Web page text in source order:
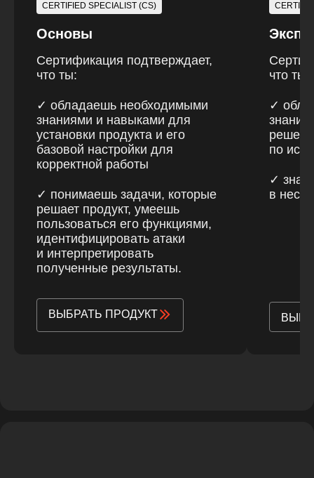
CERTIFIED SPECIALIST (CS)
Основы
Сертификация подтверждает,
что ты:
✓ обладаешь необходимыми
знаниями и навыками для
установки продукта и его
базовой настройки для
корректной работы
✓ понимаешь задачи, которые
решает продукт, умеешь
пользоваться его функциями,
идентифицировать атаки
и интерпретировать
полученные результаты.
ВЫБРАТЬ ПРОДУКТ
что ты:
✓
по
✓
в